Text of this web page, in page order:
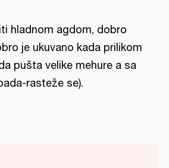
hladnom agdom, dobro
je ukuvano kada prilikom
pušta velike mehure a sa
rasteže se).